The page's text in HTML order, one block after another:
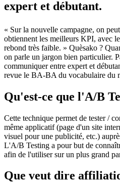
expert et débutant.
« Sur la nouvelle campagne, on
obtiennent les meilleurs KPI, avec
rebond très faible. » Quèsako ?
on parle un jargon bien particulier.
communiquer entre expert et
revue le BA-BA du vocabulaire du
Qu'est-ce que l'A/B
Cette technique permet de tester /
même applicatif (page d'un site
visuel pour une publicité, etc.)
L'A/B Testing a pour but de
afin de l'utiliser sur un plus grand
Que veut dire